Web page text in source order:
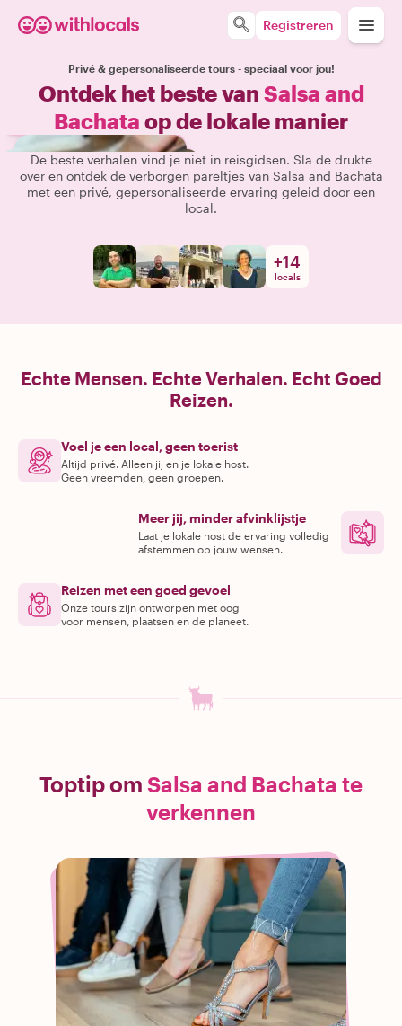
Registreren
Privé & gepersonaliseerde tours - speciaal voor jou!
Ontdek het beste van Salsa and
Bachata op de lokale manier
De beste verhalen vind je niet in reisgidsen. Sla de drukte
over en ontdek de verborgen pareltjes van Salsa and Bachata
met een privé, gepersonaliseerde ervaring geleid door een
local.
+14
locals
Echte Mensen. Echte Verhalen. Echt Goed
Reizen.
Voel je een local, geen toerist
Altijd privé. Alleen jij en je lokale host.
Geen vreemden, geen groepen.
Meer jij, minder afvinklijstje
Laat je lokale host de ervaring volledig
afstemmen op jouw wensen.
Reizen met een goed gevoel
Onze tours zijn ontworpen met oog
voor mensen, plaatsen en de planeet.
Toptip om Salsa and Bachata te
verkennen